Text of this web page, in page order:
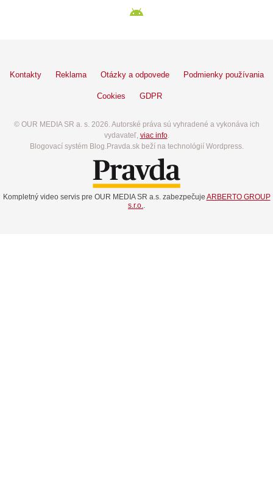
Kontakty Reklama Otázky a odpovede Podmienky používania
Cookies GDPR
© OUR MEDIA SR a. s. 2026. Autorské práva sú vyhradené a vykonáva ich
vydavateľ, viac info.
Blogovací systém Blog.Pravda.sk beží na technológií Wordpress.
Kompletný video servis pre OUR MEDIA SR a.s. zabezpečuje ARBERTO GROUP
s.r.o..